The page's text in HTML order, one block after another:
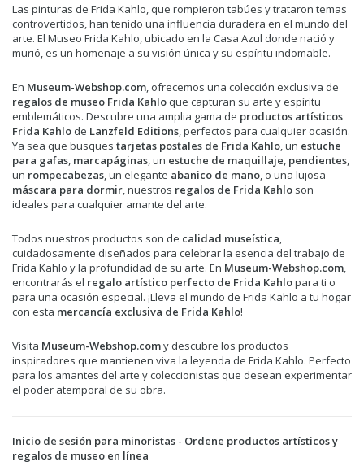
Las pinturas de Frida Kahlo, que rompieron tabúes y trataron temas
controvertidos, han tenido una influencia duradera en el mundo del
arte. El Museo Frida Kahlo, ubicado en la Casa Azul donde nació y
murió, es un homenaje a su visión única y su espíritu indomable.
En Museum-Webshop.com, ofrecemos una colección exclusiva de
regalos de museo Frida Kahlo que capturan su arte y espíritu
emblemáticos. Descubre una amplia gama de productos artísticos
Frida Kahlo de Lanzfeld Editions, perfectos para cualquier ocasión.
Ya sea que busques tarjetas postales de Frida Kahlo, un estuche
para gafas, marcapáginas, un estuche de maquillaje, pendientes,
un rompecabezas, un elegante abanico de mano, o una lujosa
máscara para dormir, nuestros regalos de Frida Kahlo son
ideales para cualquier amante del arte.
Todos nuestros productos son de calidad museística,
cuidadosamente diseñados para celebrar la esencia del trabajo de
Frida Kahlo y la profundidad de su arte. En Museum-Webshop.com,
encontrarás el regalo artístico perfecto de Frida Kahlopara ti o
para una ocasión especial. ¡Lleva el mundo de Frida Kahlo a tu hogar
con esta mercancía exclusiva de Frida Kahlo!
Visita Museum-Webshop.comy descubre los productos
inspiradores que mantienen viva la leyenda de Frida Kahlo. Perfecto
para los amantes del arte y coleccionistas que desean experimentar
el poder atemporal de su obra.
Inicio de sesión para minoristas - Ordene productos artísticos y
regalos de museo en línea